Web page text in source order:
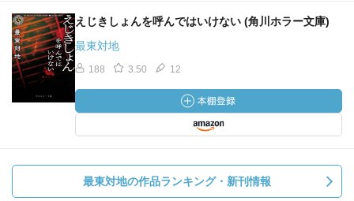
えじきしょんを呼んではいけない (角川ホラー文庫)
最東対地
188 3.50 12
最東対地の作品ランキング・新刊情報